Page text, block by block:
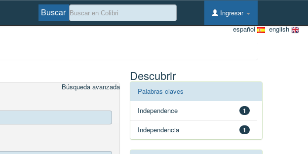
Ingresar
Buscar
english
español
Búsqueda avanzada
Descubrir
Palabras claves
1
Independence
1
Independencia